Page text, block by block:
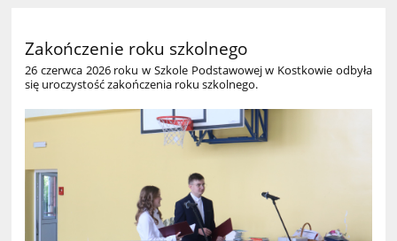
Zakończenie roku szkolnego
26 czerwca 2026 roku w Szkole Podstawowej w Kostkowie odbyła
się uroczystość zakończenia roku szkolnego.